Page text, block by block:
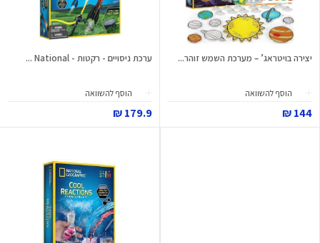
יצירה בויטראג’ – מערכת השמש זוהר...
הוסף להשוואה
144 ₪
ערכת ניסויים - רקטות - National ...
הוסף להשוואה
179.9 ₪